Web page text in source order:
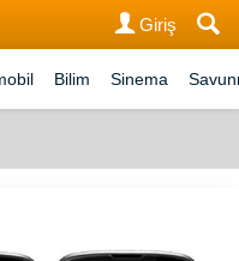
Giriş
Bilim Sinema